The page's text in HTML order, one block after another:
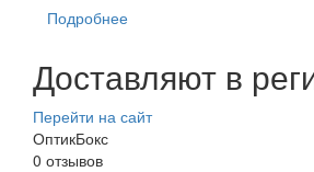
Подробнее
Доставляют в
Перейти на сайт
ОптикБокс
0 отзывов